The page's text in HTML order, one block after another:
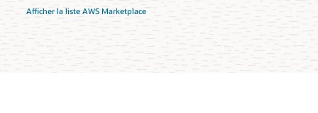
Afficher la liste AWS Marketplace